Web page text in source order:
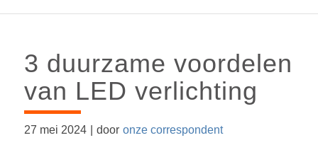
3 duurzame voordelen
van LED verlichting
27 mei 2024 door onze correspondent